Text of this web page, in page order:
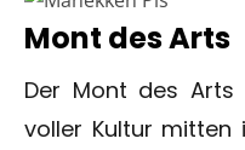
Mont des Arts
Der Mont des
voller Kultur mitten